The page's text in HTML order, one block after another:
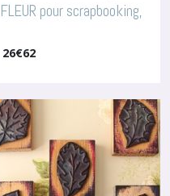
FLEUR pour scrapbooking,
4019-
26€62